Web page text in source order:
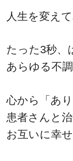
人生を変え
たった3秒、
あらゆる不
心から「あ
患者さんと
お互いに幸